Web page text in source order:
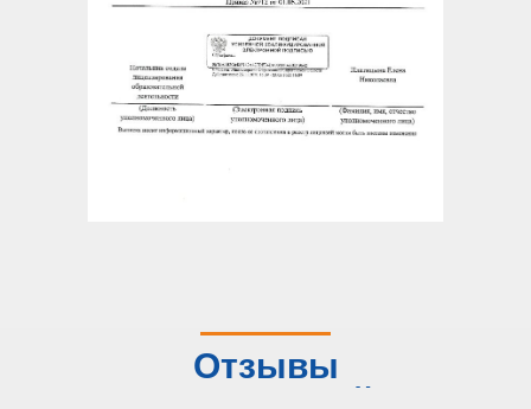
Отзывы